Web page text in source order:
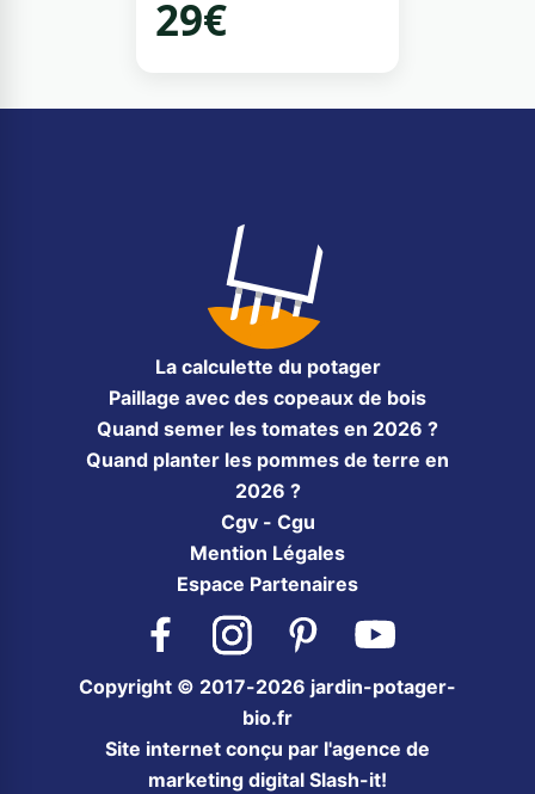
29€
La calculette du potager
Paillage avec des copeaux de bois
Quand semer les tomates en 2026 ?
Quand planter les pommes de terre en
2026 ?
Cgv - Cgu
Mention Légales
Espace Partenaires
Facebook InstagramPinterest YouTube
Copyright © 2017-2026 jardin-potager-
bio.fr
Site internet conçu par l'agence de
marketing digital Slash-it!